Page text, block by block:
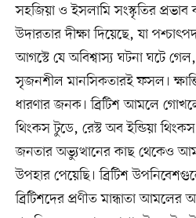
সহজিয়া ও ইসলামি সংস্কৃতির
উদারতার দীক্ষা দিয়েছে, যা
আগস্টে যে অবিশ্বাস্য ঘটনা ঘটে
সৃজনশীল মানসিকতারই ফসল।
ধারণার জনক। ব্রিটিশ আমলে
থিংকস টুডে, রেস্ট অব ইন্ডিয়া
জনতার অভ্যুত্থানের কাছ থেকেও
উপহার পেয়েছি। ব্রিটিশ
ব্রিটিশদের প্রণীত মান্ধাতা